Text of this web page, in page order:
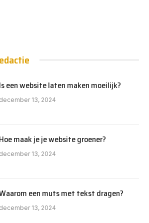
Is een website laten maken moeilijk?
december 13, 2024
Hoe maak je je website groener?
december 13, 2024
een muts met tekst dragen?
december 13, 2024